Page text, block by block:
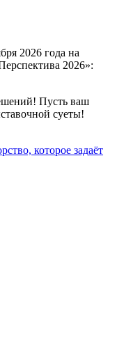
2026 года на
2026»:
Пусть ваш
суеты!
которое задаёт